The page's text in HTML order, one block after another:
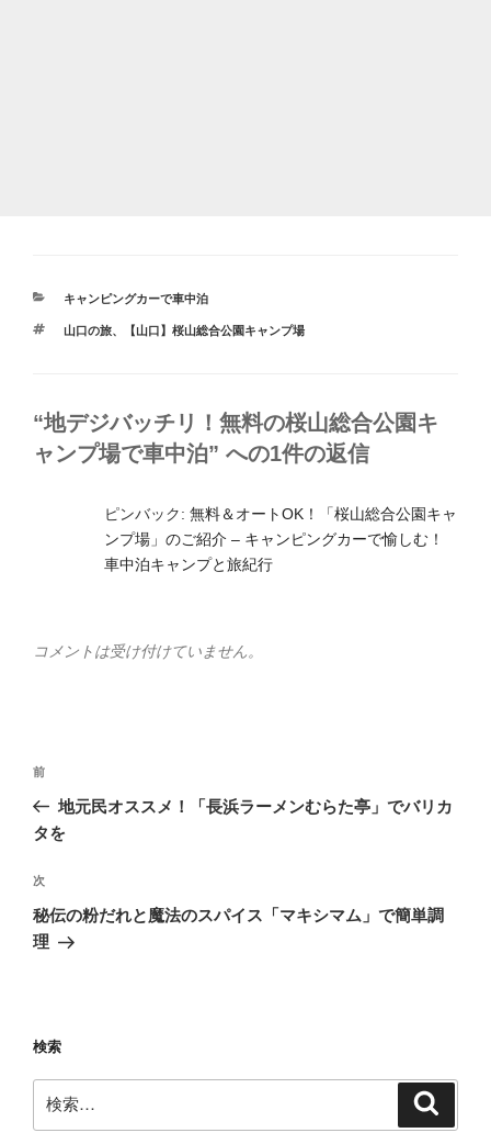
カ
ゴ
キャンピングカーで車中泊
タ
山口の旅、 【山口】桜山総合公園キャンプ場
“地デジバッチリ！無料の桜山総合公園キ
ャンプ場で車中泊” への1件の返信
ピンバック: 無料＆オートOK！「桜山総合公園キャ
ンプ場」のご紹介 – キャンピングカーで愉しむ！
車中泊キャンプと旅紀行
コメントは受け付けていません。
投
ナ
ゲ
ー
シ
前
の
投
前
地元民オススメ！「長浜ラーメンむらた亭」でバリカ
タを
次
の
投
次
秘伝の粉だれと魔法のスパイス「マキシマム」で簡単調
理
検索
索: